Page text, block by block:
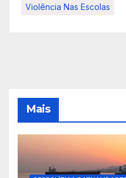
Violência Nas Escolas
Mais